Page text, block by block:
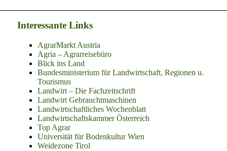
Interessante Links
AgrarMarkt Austria
Agria – Agrarreisebüro
Blick ins Land
Bundesministerium für Landwirtschaft, Regionen u.
Tourismus
Landwirt – Die Fachzeitschrift
Landwirt Gebrauchtmaschinen
Landwirtschaftliches Wochenblatt
Landwirtschaftskammer Österreich
Top Agrar
Universität für Bodenkultur Wien
Weidezone Tirol